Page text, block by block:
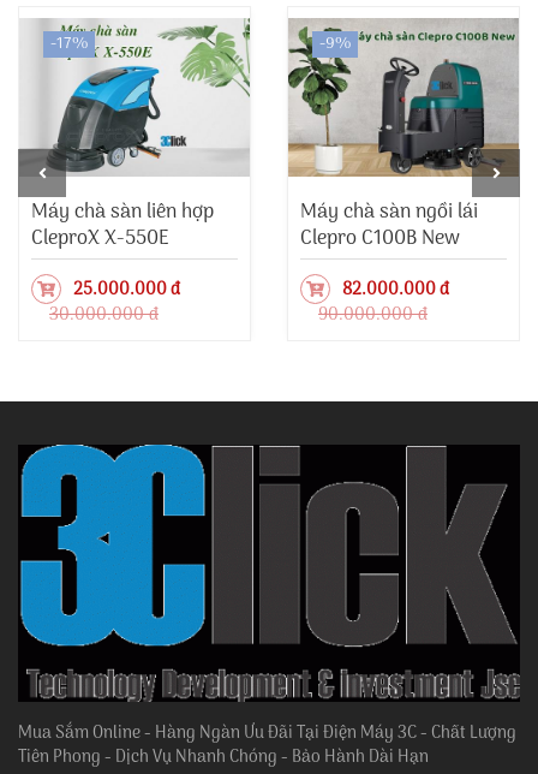
-17%
Máy chà sàn liên hợp
CleproX X-550E
25.000.000 đ
30.000.000 đ
-9%
Máy chà sàn ngồi lái
Clepro C100B New
82.000.000 đ
90.000.000 đ
Mua Sắm Online - Hàng Ngàn Ưu Đãi Tại Điện Máy 3C - Chất Lượng
Tiên Phong - Dịch Vụ Nhanh Chóng - Bảo Hành Dài Hạn